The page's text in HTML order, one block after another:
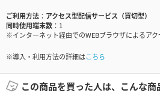
ご利用方法
アクセス型配信サービス（買切型）
同時使用端末数
1
※インターネット経由でのWEBブラウザによるアク
※導入・利用方法の詳細はこちら
この商品を買った人は、こんな商